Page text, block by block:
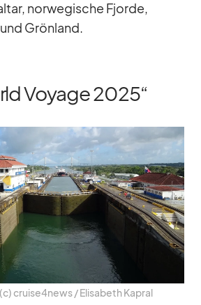
nor­we­gi­sche Fjorde,
Grön­land.
Voyage 2025“
cruise4news /​ Eli­sa­beth Ka­pral